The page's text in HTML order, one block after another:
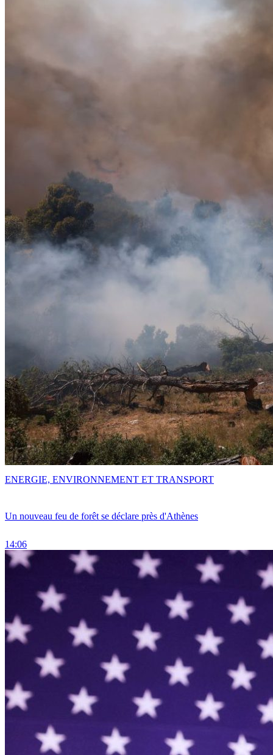
Un nouveau feu de forêt se déclare près d'Athènes
14:06
ENERGIE, ENVIRONNEMENT ET TRANSPORT